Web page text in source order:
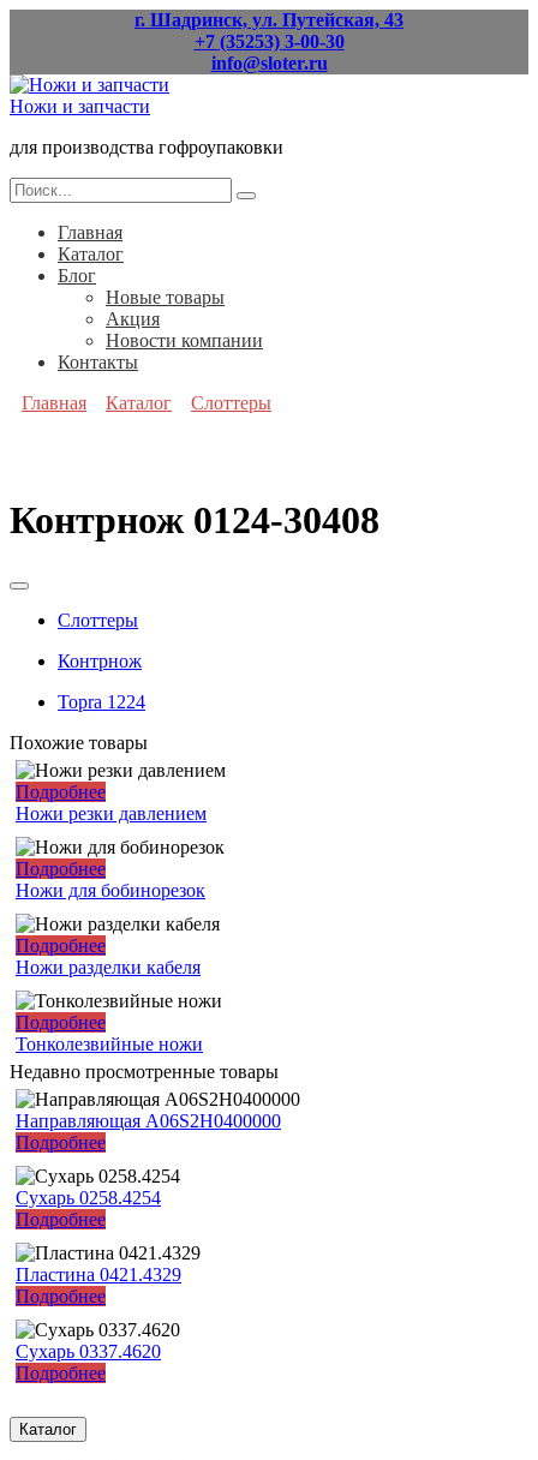
г. Шадринск, ул. Путейская, 43
+7 (35253) 3-00-30
info@sloter.ru
Ножи и запчасти
для производства гофроупаковки
Search
for:
Главная
Каталог
Блог
Новые товары
Акция
Новости компании
Контакты
Главная
Каталог Слоттеры
Контрнож 0124-30408
Слоттеры
Контрнож
Topra 1224
Похожие товары
Подробнее
Ножи резки давлением
Подробнее
Ножи для бобинорезок
Подробнее
Ножи разделки кабеля
Подробнее
Тонколезвийные ножи
Недавно просмотренные товары
Направляющая A06S2H0400000
Подробнее
Сухарь 0258.4254
Подробнее
Пластина 0421.4329
Подробнее
Сухарь 0337.4620
Подробнее
Каталог